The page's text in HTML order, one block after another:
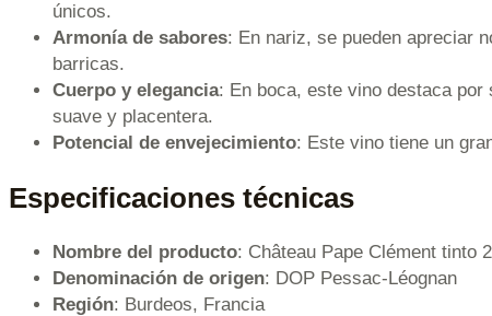
únicos.
Armonía de sabores: En nariz, se pueden apreciar
barricas.
Cuerpo y elegancia: En boca, este vino destaca por
suave y placentera.
Potencial de envejecimiento: Este vino tiene un
Especificaciones técnicas
Nombre del producto: Château Pape Clément tinto
Denominación de origen: DOP Pessac-Léognan
Región: Burdeos, Francia